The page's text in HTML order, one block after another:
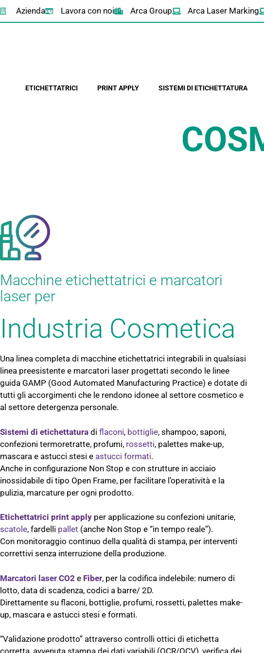
Azienda Lavora con noi Arca Group Arca Laser Marking
ETICHETTATRICI PRINT APPLY SISTEMI DI ETICHETTATURA
Macchine etichettatrici e marcatori
laser per
Industria Cosmetica
Una linea completa di macchine etichettatrici integrabili in qualsiasi
linea preesistente e marcatori laser progettati secondo le linee
guida GAMP (Good Automated Manufacturing Practice) e dotate di
tutti gli accorgimenti che le rendono idonee al settore cosmetico e
al settore detergenza personale.
Sistemi di etichettatura di flaconi, bottiglie, shampoo, saponi,
confezioni termoretratte, profumi, rossetti, palettes make-up,
mascara e astucci stesi e astucci formati.
Anche in configurazione Non Stop e con strutture in acciaio
inossidabile di tipo Open Frame, per facilitare l’operatività e la
pulizia, marcature per ogni prodotto.
Etichettatrici print apply per applicazione su confezioni unitarie,
scatole, fardelli pallet (anche Non Stop e “in tempo reale”).
Con monitoraggio continuo della qualità di stampa, per interventi
correttivi senza interruzione della produzione.
Marcatori laser CO2 e Fiber, per la codifica indelebile: numero di
lotto, data di scadenza, codici a barre/ 2D.
Direttamente su flaconi, bottiglie, profumi, rossetti, palettes make-
up, mascara e astucci stesi e formati.
“Validazione prodotto” attraverso controlli ottici di etichetta